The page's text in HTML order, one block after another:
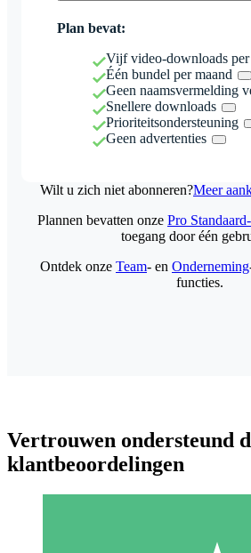
Plan bevat:
Vijf video-downloads per
Één bundel per maand
Geen naamsvermelding
Snellere downloads
Prioriteitsondersteuning
Geen advertenties
Wilt u zich niet abonneren?Meer
Plannen bevatten onze Pro
toegang door één
Ontdek onze Team- en Onderneming
functies.
Vertrouwen ondersteund
klantbeoordelingen